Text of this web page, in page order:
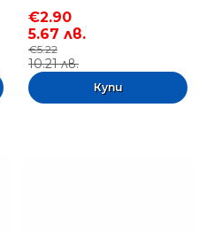
€2.90
5.67 лв.
€5.22
10.21 лв.